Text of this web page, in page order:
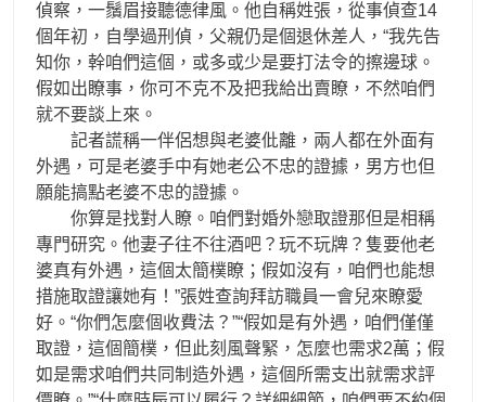
偵察，一鬚眉接聽德律風。他自稱姓張，從事偵查14
個年初，自學過刑偵，父親仍是個退休差人，“我先告
知你，幹咱們這個，或多或少是要打法令的擦邊球。
假如出瞭事，你可不克不及把我給出賣瞭，不然咱們
就不要談上來。
記者謊稱一伴侶想與老婆仳離，兩人都在外面有
外遇，可是老婆手中有她老公不忠的證據，男方也但
願能搞點老婆不忠的證據。
你算是找對人瞭。咱們對婚外戀取證那但是相稱
專門研究。他妻子往不往酒吧？玩不玩牌？隻要他老
婆真有外遇，這個太簡樸瞭；假如沒有，咱們也能想
措施取證讓她有！”張姓查詢拜訪職員一會兒來瞭愛
好。“你們怎麼個收費法？”“假如是有外遇，咱們僅僅
取證，這個簡樸，但此刻風聲緊，怎麼也需求2萬；假
如是需求咱們共同制造外遇，這個所需支出就需求評